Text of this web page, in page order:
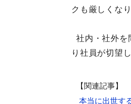
クも厳しくな
社内・社外を
り社員が切望
【関連記事】
本当に出世す